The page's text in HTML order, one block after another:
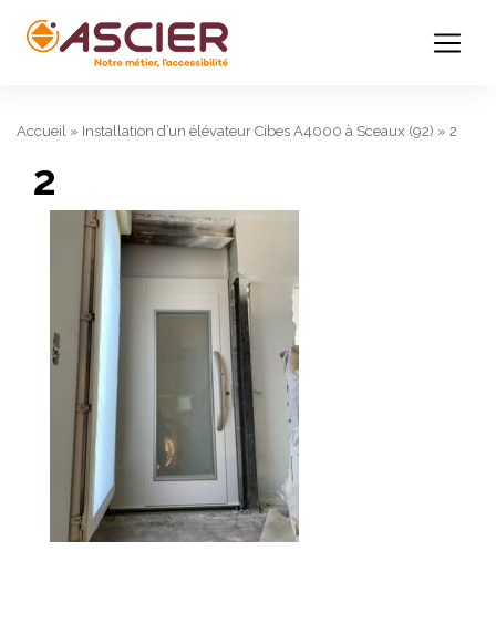
Accueil » Installation d’un élévateur Cibes A4000 à Sceaux (92) » 2
2